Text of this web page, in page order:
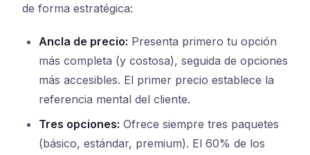
de forma estratégica:
Ancla de precio: Presenta primero tu opción
más completa (y costosa), seguida de opciones
más accesibles. El primer precio establece la
referencia mental del cliente.
Tres opciones: Ofrece siempre tres paquetes
(básico, estándar, premium). El 60% de los